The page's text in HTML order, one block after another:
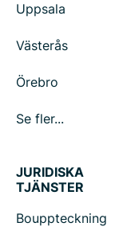
Uppsala
Västerås
Örebro
Se fler...
JURIDISKA
TJÄNSTER
Bouppteckning